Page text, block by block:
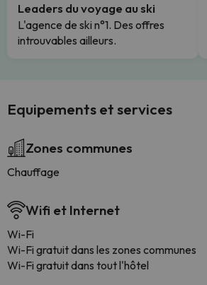
Leaders du voyage au ski
L'agence de ski n°1. Des offres
introuvables ailleurs.
Equipements et services
Zones communes
Chauffage
Wifi et Internet
Wi-Fi
Wi-Fi gratuit dans les zones communes
Wi-Fi gratuit dans tout l'hôtel